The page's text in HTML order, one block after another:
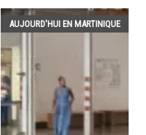
AUJOURD'HUI EN MARTINIQUE